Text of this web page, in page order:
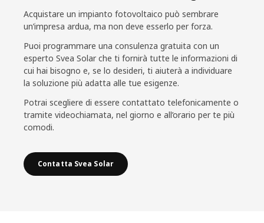
Acquistare un impianto fotovoltaico può sembrare
un’impresa ardua, ma non deve esserlo per forza.
Puoi programmare una consulenza gratuita con un
esperto Svea Solar che ti fornirà tutte le informazioni di
cui hai bisogno e, se lo desideri, ti aiuterà a individuare
la soluzione più adatta alle tue esigenze.
Potrai scegliere di essere contattato telefonicamente o
tramite videochiamata, nel giorno e all’orario per te più
comodi.
Contatta Svea Solar